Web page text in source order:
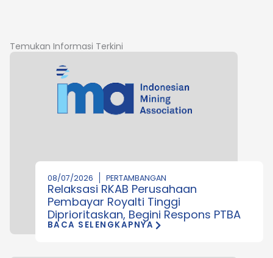
Temukan Informasi Terkini
08/07/2026 PERTAMBANGAN
Relaksasi RKAB Perusahaan
Pembayar Royalti Tinggi
Diprioritaskan, Begini Respons PTBA
BACA SELENGKAPNYA